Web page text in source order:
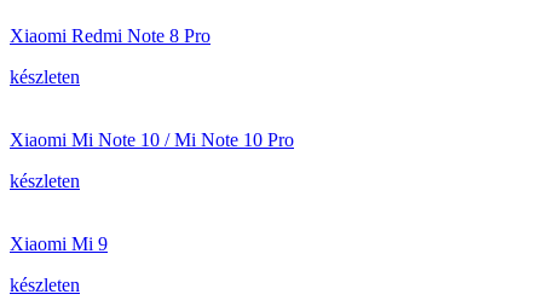
Xiaomi Redmi Note 8 Pro
készleten
Xiaomi Mi Note 10 / Mi Note 10 Pro
készleten
Xiaomi Mi 9
készleten